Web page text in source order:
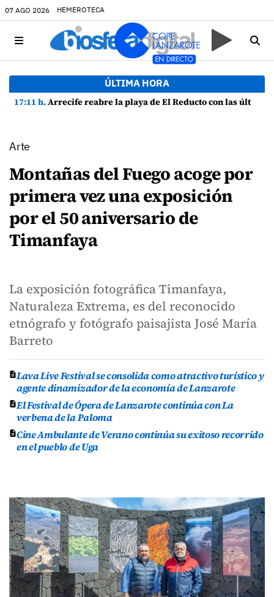
07 AGO 2026 HEMEROTECA
ÚLTIMA HORA
17:11 h.Arrecife reabre la playa de El Reducto con las últimas analíticas mostrando "una buena calidad de las aguas para el baño"
Arte
Montañas del Fuego acoge por
primera vez una exposición
por el 50 aniversario de
Timanfaya
La exposición fotográfica Timanfaya,
Naturaleza Extrema, es del reconocido
etnógrafo y fotógrafo paisajista José María
Barreto
Lava Live Festival se consolida como atractivo turístico y
agente dinamizador de la economía de Lanzarote
El Festival de Ópera de Lanzarote continúa con La
verbena de la Paloma
Cine Ambulante de Verano continúa su exitoso recorrido
en el pueblo de Uga